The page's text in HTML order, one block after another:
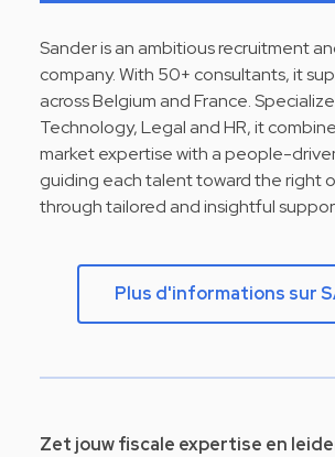
Sander is an ambitious recruitment
company. With 50+ consultants, it
across Belgium and France.
Technology, Legal and HR, it
market expertise with a people-
guiding each talent toward the right
through tailored and insightful
Plus d'informations sur
Zet jouw fiscale expertise en